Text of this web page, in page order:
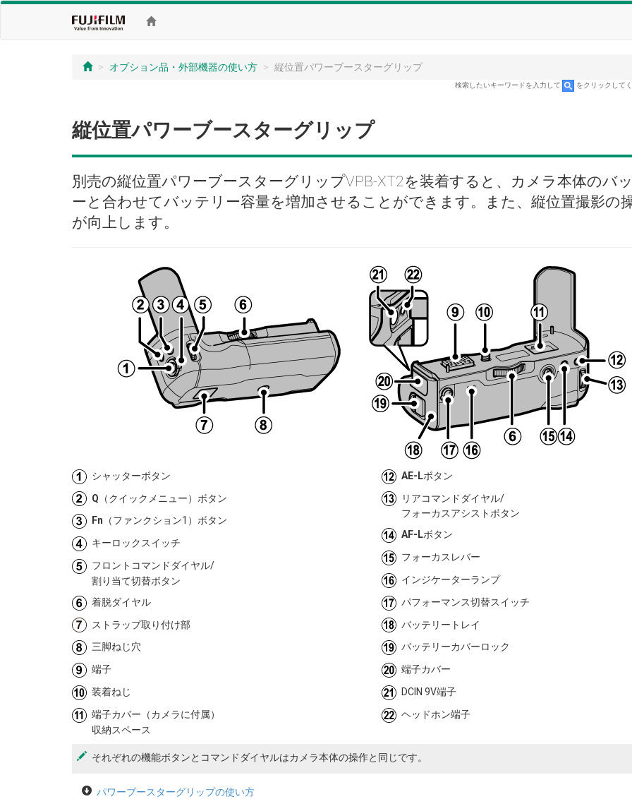
オプション品・外部機器の使い方 縦位置パワーブースターグリップ
検索したいキーワードを入力して をクリックしてく
縦位置パワーブースターグリップ
別売の縦位置パワーブースターグリップVPB-XT2を装着すると、カメラ本体のバ
ーと合わせてバッテリー容量を増加させることができます。また、縦位置撮影の
が向上します。
シャッターボタン
Q （クイックメニュー）ボタン
Fn （ファンクション1）ボタン
キーロックスイッチ
フロントコマンドダイヤル/
割り当て切替ボタン
着脱ダイヤル
ストラップ取り付け部
三脚ねじ穴
端子
装着ねじ
端子カバー（カメラに付属）
収納スペース
AE-Lボタン
リアコマンドダイヤル/
フォーカスアシストボタン
AF-Lボタン
フォーカスレバー
インジケーターランプ
パフォーマンス切替スイッチ
バッテリートレイ
バッテリーカバーロック
端子カバー
DCIN 9V端子
ヘッドホン端子
それぞれの機能ボタンとコマンドダイヤルはカメラ本体の操作と同じです。
パワーブースターグリップの使い方